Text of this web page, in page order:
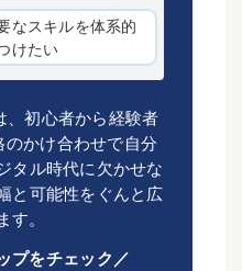
なスキルを体系的
けたい
、初心者から経験者
のかけ合わせで自分
タル時代に欠かせな
と可能性をぐんと広
す。
プをチェック／